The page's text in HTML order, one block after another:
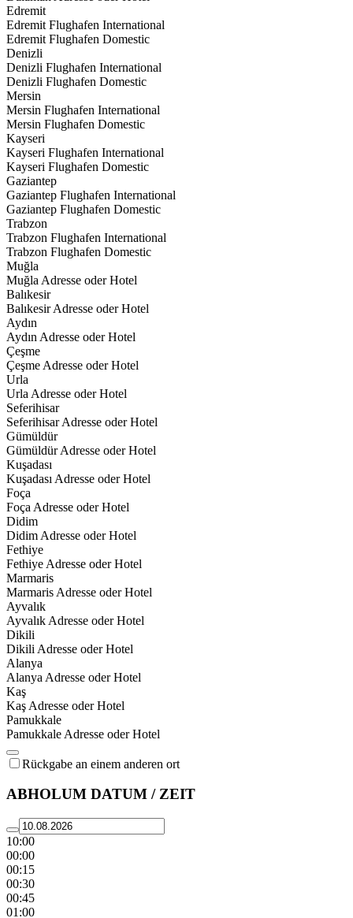
Edremit
Edremit Flughafen International
Edremit Flughafen Domestic
Denizli
Denizli Flughafen International
Denizli Flughafen Domestic
Mersin
Mersin Flughafen International
Mersin Flughafen Domestic
Kayseri
Kayseri Flughafen International
Kayseri Flughafen Domestic
Gaziantep
Gaziantep Flughafen International
Gaziantep Flughafen Domestic
Trabzon
Trabzon Flughafen International
Trabzon Flughafen Domestic
Muğla
Muğla Adresse oder Hotel
Balıkesir
Balıkesir Adresse oder Hotel
Aydın
Aydın Adresse oder Hotel
Çeşme
Çeşme Adresse oder Hotel
Urla
Urla Adresse oder Hotel
Seferihisar
Seferihisar Adresse oder Hotel
Gümüldür
Gümüldür Adresse oder Hotel
Kuşadası
Kuşadası Adresse oder Hotel
Foça
Foça Adresse oder Hotel
Didim
Didim Adresse oder Hotel
Fethiye
Fethiye Adresse oder Hotel
Marmaris
Marmaris Adresse oder Hotel
Ayvalık
Ayvalık Adresse oder Hotel
Dikili
Dikili Adresse oder Hotel
Alanya
Alanya Adresse oder Hotel
Kaş
Kaş Adresse oder Hotel
Pamukkale
Pamukkale Adresse oder Hotel
Rückgabe an einem anderen ort
ABHOLUM DATUM / ZEIT
10:00
00:00
00:15
00:30
00:45
01:00